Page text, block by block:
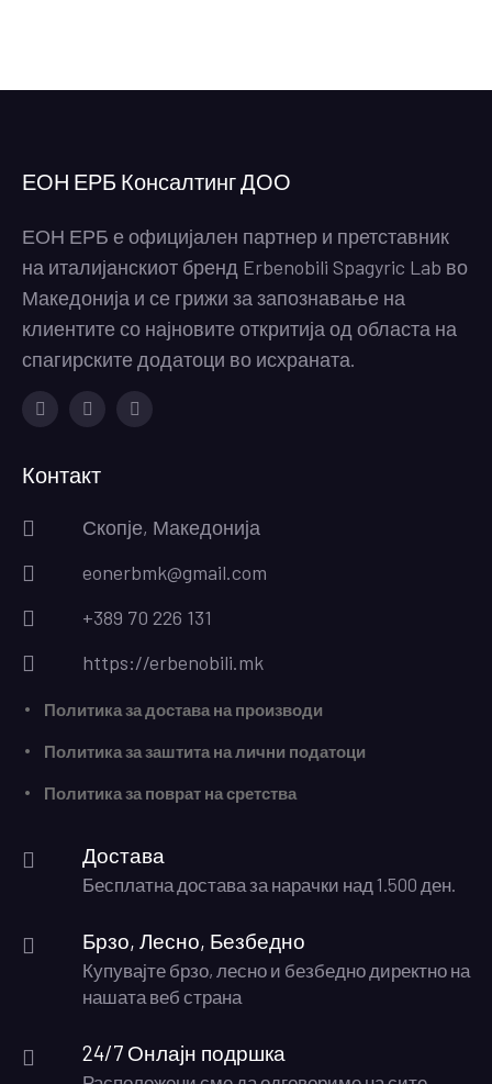
ЕОН ЕРБ Консалтинг ДОО
ЕОН ЕРБ е официјален партнер и претставник
на италијанскиот бренд Erbenobili Spagyric Lab во
Македонија и се грижи за запознавање на
клиентите со најновите откритија од областа на
спагирските додатоци во исхраната.
Контакт
Скопје, Македонија
eonerbmk@gmail.com
+389 70 226 131
https://erbenobili.mk
Политика за достава на производи
Политика за заштита на лични податоци
Политика за поврат на сретства
Достава
Бесплатна достава за нарачки над 1.500 ден.
Брзо, Лесно, Безбедно
Купувајте брзо, лесно и безбедно директно на
нашата веб страна
24/7 Онлајн подршка